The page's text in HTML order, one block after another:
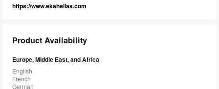
https://www.ekahellas.com
Product Availability
Europe, Middle East, and Africa
English
French
German